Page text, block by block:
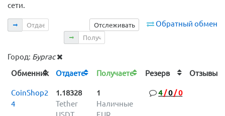
сети.
Обратный обмен
Отслеживать
Отдаете
Получаете
Город: Бургас
Обменник
Отдаете Получаете Резерв
CoinShop2
4
1.18328
Tether
1
Наличные
4/0/0